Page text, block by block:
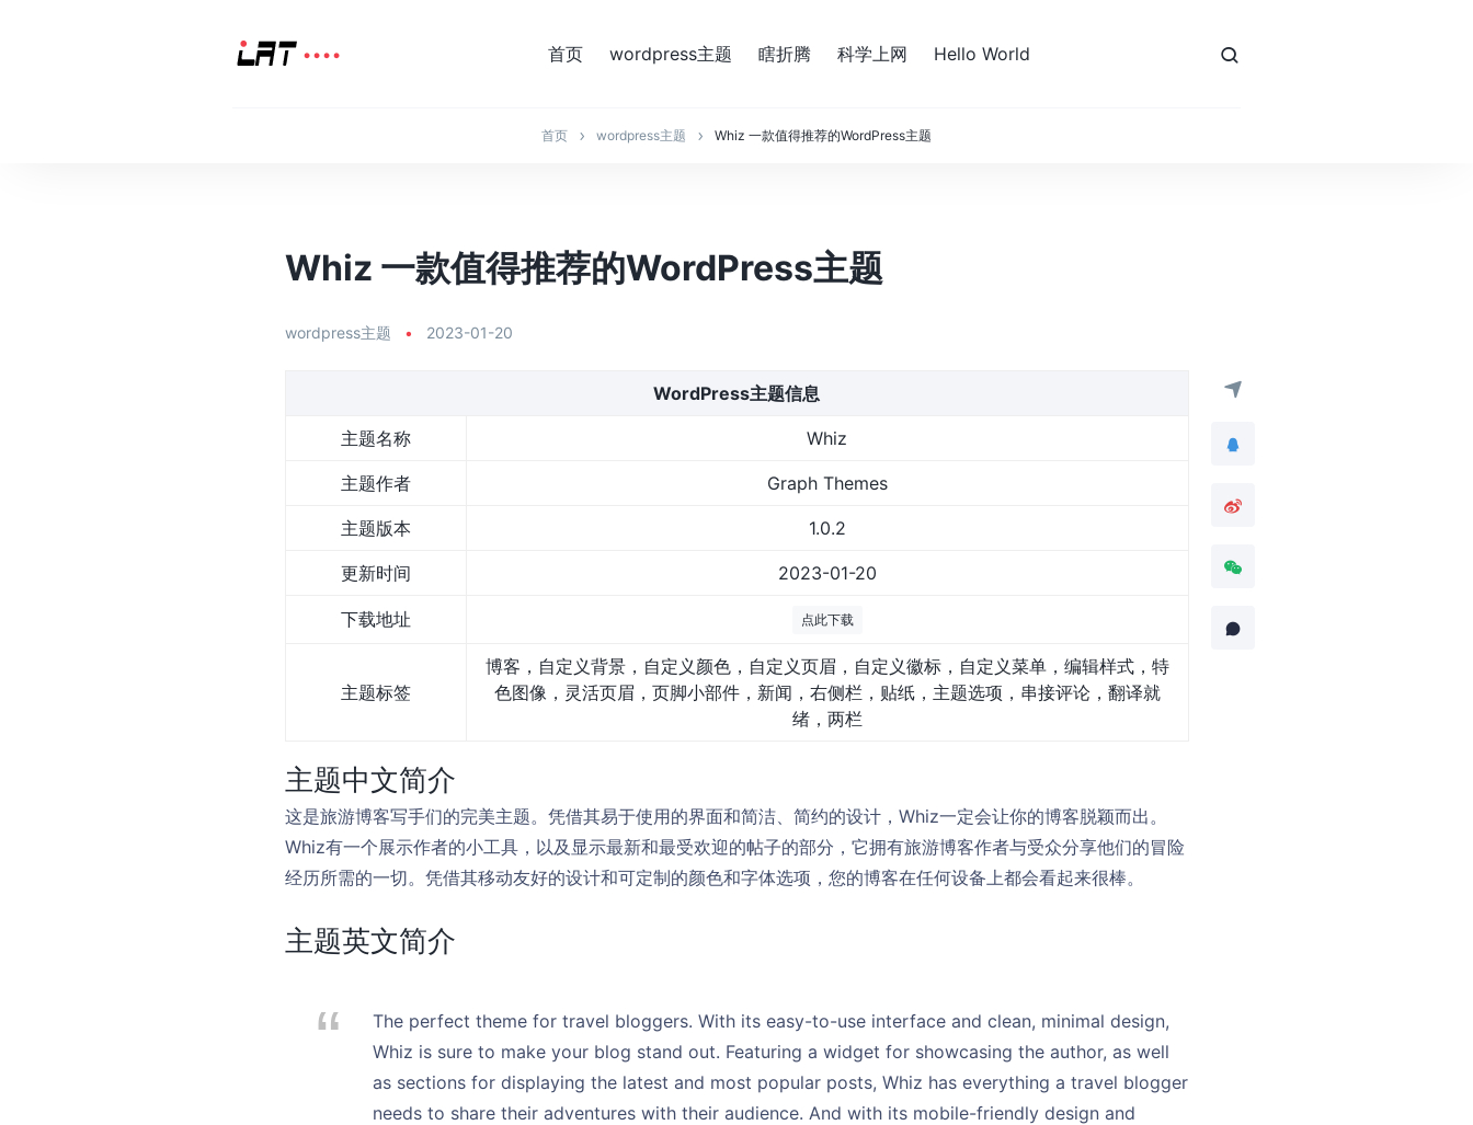
首页 wordpress主题 瞎折腾 科学上网 Hello World
首页 wordpress主题 Whiz 一款值得推荐的WordPress主题
Whiz 一款值得推荐的WordPress主题
wordpress主题 • 2023-01-20
WordPress主题信息
主题名称 Whiz
主题作者 Graph Themes
主题版本 1.0.2
更新时间 2023-01-20
下载地址 点此下载
主题标签
博客，自定义背景，自定义颜色，自定义页眉，自定义徽标，自定义菜单，编辑样式，特
色图像，灵活页眉，页脚小部件，新闻，右侧栏，贴纸，主题选项，串接评论，翻译就
绪，两栏
主题中文简介
这是旅游博客写手们的完美主题。凭借其易于使用的界面和简洁、简约的设计，Whiz一定会让你的博客脱颖而出。
Whiz有一个展示作者的小工具，以及显示最新和最受欢迎的帖子的部分，它拥有旅游博客作者与受众分享他们的冒险
经历所需的一切。凭借其移动友好的设计和可定制的颜色和字体选项，您的博客在任何设备上都会看起来很棒。
主题英文简介
The perfect theme for travel bloggers. With its easy-to-use interface and clean, minimal design,
Whiz is sure to make your blog stand out. Featuring a widget for showcasing the author, as well
as sections for displaying the latest and most popular posts, Whiz has everything a travel blogger
needs to share their adventures with their audience. And with its mobile-friendly design and